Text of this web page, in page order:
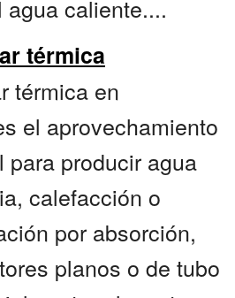
caliente....
térmica
térmica en
el aprovechamiento
producir agua
calefacción o
por absorción,
planos o de tubo